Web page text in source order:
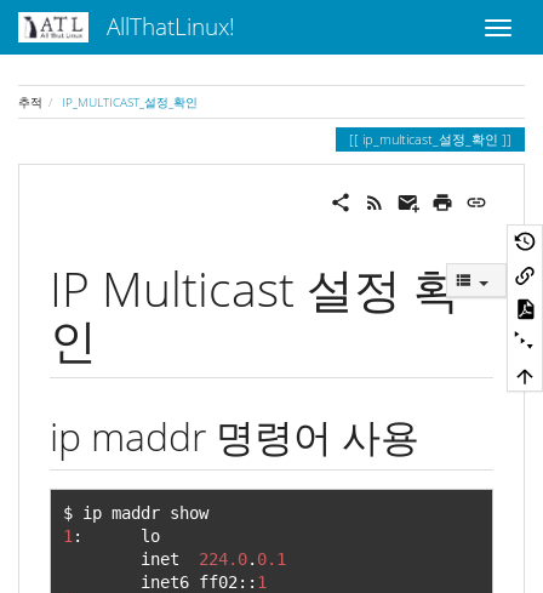
AllThatLinux!
추적 IP_MULTICAST_설정_확인
ip_multicast_설정_확인
IP Multicast 설정 확
인
ip maddr 명령어 사용
1 :
      lo
        inet
224.0. 0.1
        inet6 ff02
:: 1